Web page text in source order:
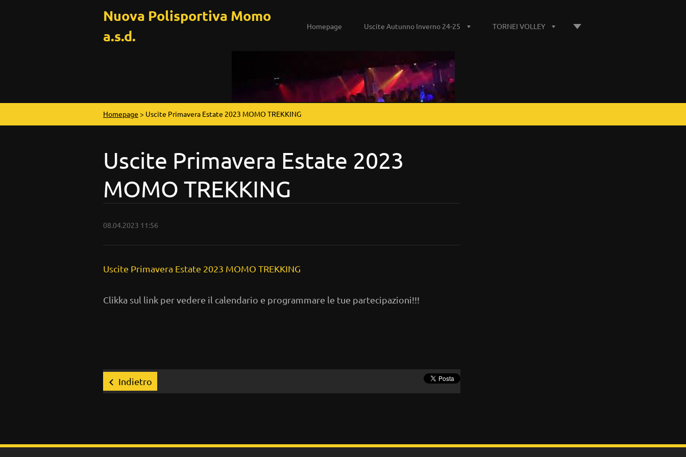
Nuova Polisportiva Momo
a.s.d.
Homepage Uscite Autunno Inverno 24-25 TORNEI VOLLEY
Homepage > Uscite Primavera Estate 2023 MOMO TREKKING
Uscite Primavera Estate 2023
MOMO TREKKING
08.04.2023 11:56
Uscite Primavera Estate 2023 MOMO TREKKING
Clikka sul link per vedere il calendario e programmare le tue partecipazioni!!!
Indietro